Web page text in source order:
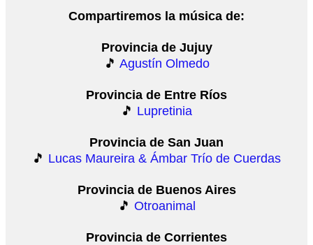
Compartiremos la música de:
Provincia de Jujuy
🎵 Agustín Olmedo
Provincia de Entre Ríos
🎵 Lupretinia
Provincia de San Juan
🎵 Lucas Maureira & Ámbar Trío de Cuerdas
Provincia de Buenos Aires
🎵 Otroanimal
Provincia de Corrientes